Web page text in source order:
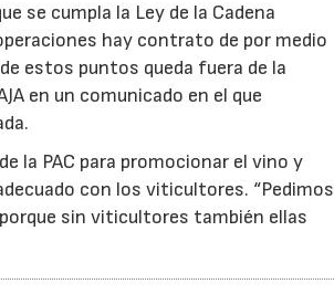
se cumpla la Ley de la Cadena
hay contrato de por medio
estos puntos queda fuera de la
en un comunicado en el que
la PAC para promocionar el vino y
con los viticultores. “Pedimos
sin viticultores también ellas